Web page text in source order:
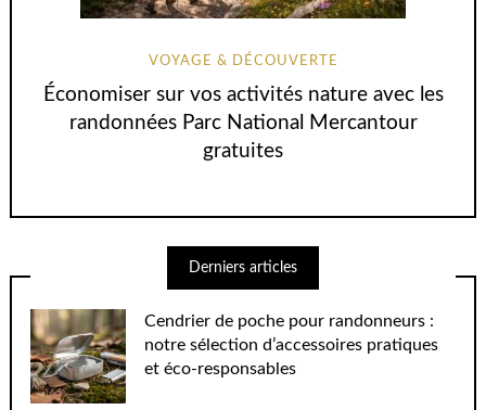
VOYAGE & DÉCOUVERTE
Économiser sur vos activités nature avec les
randonnées Parc National Mercantour
gratuites
Derniers articles
Cendrier de poche pour randonneurs :
notre sélection d’accessoires pratiques
et éco-responsables